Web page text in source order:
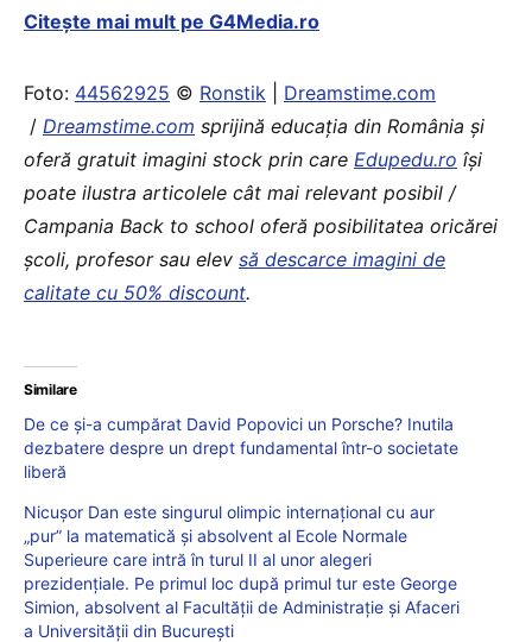
Citește mai mult pe G4Media.ro
Foto: 44562925 © Ronstik
Dreamstime.com
/ Dreamstime.com sprijină educaţia din România şi
oferă gratuit imagini stock prin care Edupedu.ro îşi
poate ilustra articolele cât mai relevant posibil /
Campania Back to school oferă posibilitatea oricărei
școli, profesor sau elev să descarce imagini de
calitate cu 50% discount.
Similare
De ce și-a cumpărat David Popovici un Porsche? Inutila
dezbatere despre un drept fundamental într-o societate
liberă
Nicușor Dan este singurul olimpic internațional cu aur
„pur” la matematică și absolvent al Ecole Normale
Superieure care intră în turul II al unor alegeri
prezidențiale. Pe primul loc după primul tur este George
Simion, absolvent al Facultății de Administrație și Afaceri
a Universității din București